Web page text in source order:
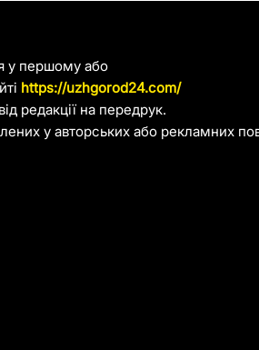
у першому або
https://uzhgorod24.com/
редакції на передрук.
у авторських або рекламних